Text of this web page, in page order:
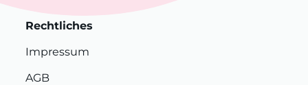
Rechtliches
Impressum
AGB